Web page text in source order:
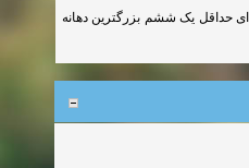
سازه ای حداقل یک ششم بزرگترین دهانه